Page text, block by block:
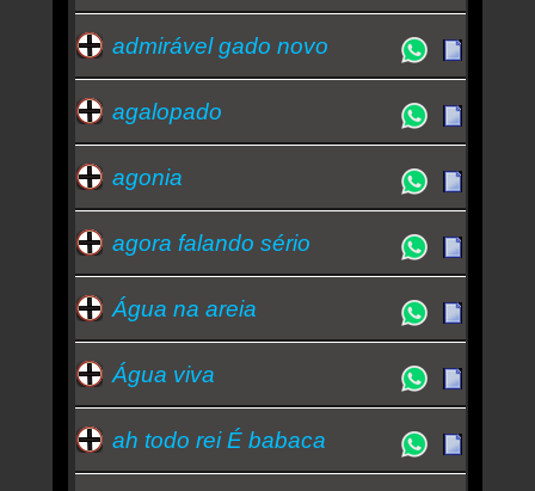
admirável gado novo
agalopado
agonia
agora falando sério
Água na areia
Água viva
ah todo rei É babaca